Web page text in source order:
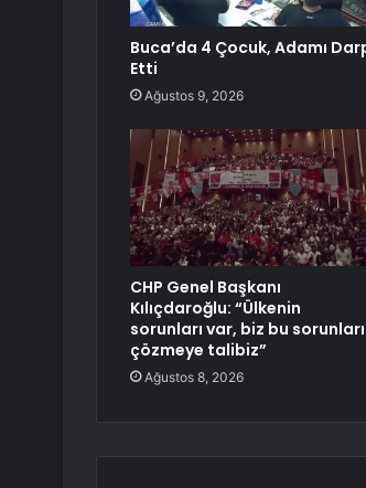
Buca’da 4 Çocuk, Adamı
Etti
Ağustos 9, 2026
CHP Genel Başkanı
Kılıçdaroğlu: “Ülkenin
sorunları var, biz bu sorunları
çözmeye talibiz”
Ağustos 8, 2026